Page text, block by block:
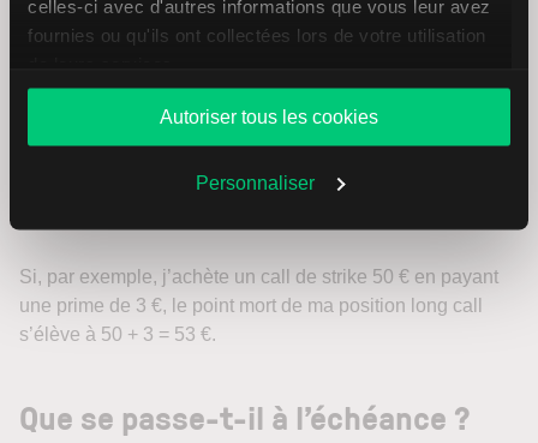
celles-ci avec d'autres informations que vous leur avez
fournies ou qu'ils ont collectées lors de votre utilisation
Autoriser tous les cookies
Personnaliser
Le seuil de rentabilité d’une position sur option correspond
au niveau du prix du sous-jacent à partir duquel la
Si, par exemple, j’achète un call de strike 50 € en payant
une prime de 3 €, le point mort de ma position long call
s’élève à 50 + 3 = 53 €.
Que se passe-t-il à l’échéance ?